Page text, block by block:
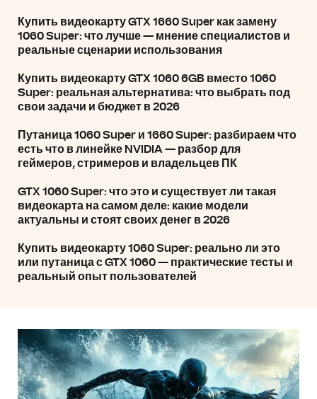
Купить видеокарту GTX 1660 Super как замену
1060 Super: что лучше — мнение специалистов и
реальные сценарии использования
Купить видеокарту GTX 1060 6GB вместо 1060
Super: реальная альтернатива: что выбрать под
свои задачи и бюджет в 2026
Путаница 1060 Super и 1660 Super: разбираем что
есть что в линейке NVIDIA — разбор для
геймеров, стримеров и владельцев ПК
GTX 1060 Super: что это и существует ли такая
видеокарта на самом деле: какие модели
актуальны и стоят своих денег в 2026
Купить видеокарту 1060 Super: реально ли это
или путаница с GTX 1060 — практические тесты и
реальный опыт пользователей